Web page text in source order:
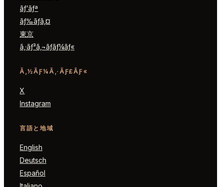
ãƒ‘ãƒª
ãƒ‰ãƒã‚¤
東京
ã‚·ãƒ³ã‚¬ãƒãƒ¼ãƒ«
Ã‚½ÃƑ¼Ã‚·ÃƑ£ÃƑ«
X
Instagram
言語と地域
English
Deutsch
Español